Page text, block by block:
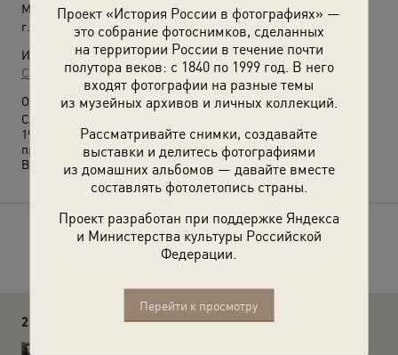
Проект «История России в фотографиях» —
это собрание фотоснимков, сделанных
на территории России в течение почти
полутора веков: с 1840 по 1999 год. В него
входят фотографии на разные темы
из музейных архивов и личных коллекций.
Рассматривайте снимки, создавайте
выставки и делитесь фотографиями
из домашних альбомов — давайте вместе
составлять фотолетопись страны.
Проект разработан при поддержке Яндекса
и Министерства культуры Российской
Федерации.
Перейти к просмотру
Место съемки:
г. Москва
Источники:
Собрание А. Лаврентьева
О фотографии:
Слева – Сергей Иванович Гусев. С января 1921 по февраль
1922 – начальник Политуправления РВСР и одновременно
председатель Туркестанского бюро ЦК РКП(б).
Выставка «21 фотография 1921 года» с этой фотографией.
Расскажите друзьям об этом фото
2 комментария